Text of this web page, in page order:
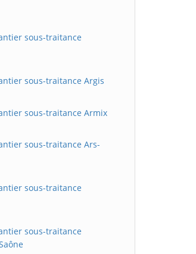
sous-traitance
sous-traitance Argis
sous-traitance Armix
sous-traitance Ars-
sous-traitance
sous-traitance